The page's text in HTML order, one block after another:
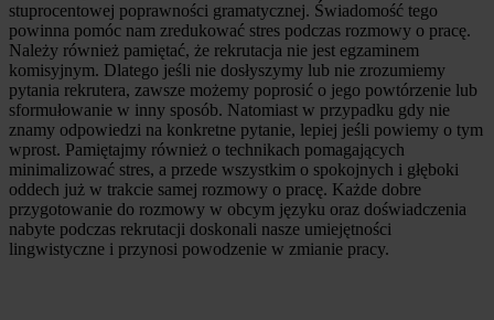
stuprocentowej poprawności gramatycznej. Świadomość tego
powinna pomóc nam zredukować stres podczas rozmowy o pracę.
Należy również pamiętać, że rekrutacja nie jest egzaminem
komisyjnym. Dlatego jeśli nie dosłyszymy lub nie zrozumiemy
pytania rekrutera, zawsze możemy poprosić o jego powtórzenie lub
sformułowanie w inny sposób. Natomiast w przypadku gdy nie
znamy odpowiedzi na konkretne pytanie, lepiej jeśli powiemy o tym
wprost. Pamiętajmy również o technikach pomagających
minimalizować stres, a przede wszystkim o spokojnych i głęboki
oddech już w trakcie samej rozmowy o pracę. Każde dobre
przygotowanie do rozmowy w obcym języku oraz doświadczenia
nabyte podczas rekrutacji doskonali nasze umiejętności
lingwistyczne i przynosi powodzenie w zmianie pracy.